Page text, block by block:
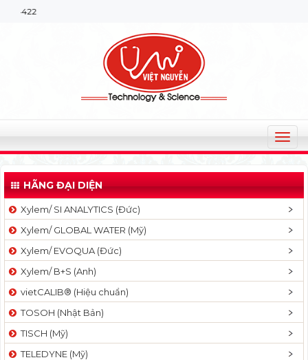
T
o
g
l
v
a
t
HÃNG ĐẠI DIỆN
Xylem/ SI ANALYTICS (Đức)
Xylem/ GLOBAL WATER (Mỹ)
Xylem/ EVOQUA (Đức)
Xylem/ B+S (Anh)
vietCALIB® (Hiệu chuẩn)
TOSOH (Nhật Bản)
TISCH (Mỹ)
TELEDYNE (Mỹ)